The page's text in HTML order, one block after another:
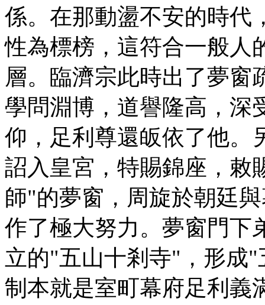
係。在那動盪不安的時代
性為標榜，這符合一般人
層。臨濟宗此時出了夢窗
學問淵博，道譽隆高，深
仰，足利尊還皈依了他。
詔入皇宮，特賜錦座，敕
師"的夢窗，周旋於朝廷
作了極大努力。夢窗門下
立的"五山十剎寺"，形成
制本就是室町幕府足利義